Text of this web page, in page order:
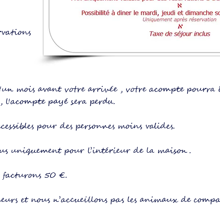
mois avant votre arrivée , votre acompte
l'acompte payé sera perdu.
pour des personnes moins valides.
uniquement pour l’intérieur de la maison.
facturons 50 €.
et nous n’accueillons pas les animaux de